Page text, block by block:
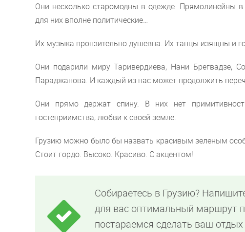
Они несколько старомодны в одежде. Прямолинейны
для них вполне политические…
Их музыка пронзительно душевна. Их танцы изящны и
Они подарили миру Таривердиева, Нани Брегвадзе,
Параджанова. И каждый из нас может продолжить
Они прямо держат спину. В них нет
гостеприимства, любви к своей земле.
Грузию можно было бы назвать красивым зеленым
Стоит гордо. Высоко. Красиво. С акцентом!
Собираетесь в Грузию?
для вас оптимальный маршрут
постараемся сделать ваш